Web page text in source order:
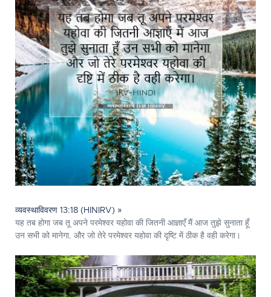
व्यवस्थाविवरण 13:18 (HINIRV) »
यह तब होगा जब तू अपने परमेश्‍वर यहोवा की जितनी आज्ञाएँ मैं आज तुझे सुनाता हूँ
उन सभी को मानेगा, और जो तेरे परमेश्‍वर यहोवा की दृष्टि में ठीक है वही करेगा।